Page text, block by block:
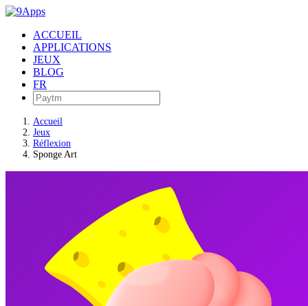
ACCUEIL
APPLICATIONS
JEUX
BLOG
FR
Accueil
Jeux
Réflexion
Sponge Art